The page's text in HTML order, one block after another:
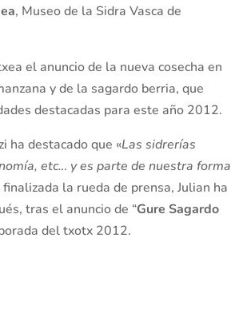
, Museo de la Sidra Vasca de
el anuncio de la nueva cosecha en
y de la sagardo berria, que
destacadas para este año 2012.
ha destacado que «Las sidrerías
etc… y es parte de nuestra forma
la rueda de prensa, Julian ha
tras el anuncio de “Gure Sagardo
del txotx 2012.